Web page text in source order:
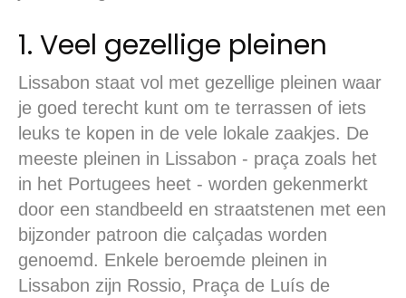
1. Veel gezellige pleinen
Lissabon staat vol met gezellige pleinen waar
je goed terecht kunt om te terrassen of iets
leuks te kopen in de vele lokale zaakjes. De
meeste pleinen in Lissabon - praça zoals het
in het Portugees heet - worden gekenmerkt
door een standbeeld en straatstenen met een
bijzonder patroon die calçadas worden
genoemd. Enkele beroemde pleinen in
Lissabon zijn Rossio, Praça de Luís de